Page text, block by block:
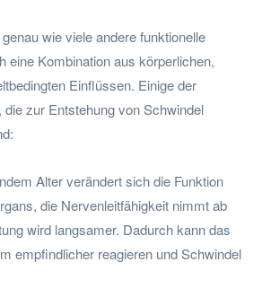
wie viele andere funktionelle
eine Kombination aus körperlichen,
Einflüssen. Einige der
zur Entstehung von Schwindel
Alter verändert sich die Funktion
die Nervenleitfähigkeit nimmt ab
wird langsamer. Dadurch kann das
empfindlicher reagieren und Schwindel